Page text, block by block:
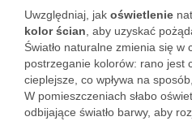
Uwzględniaj, jak oświetlenie
kolor ścian , aby uzyskać
Światło naturalne zmienia się w
postrzeganie kolorów: rano jest
cieplejsze, co wpływa na
W pomieszczeniach słabo
odbijające światło barwy, aby